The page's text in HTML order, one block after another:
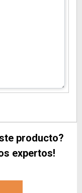
producto?
expertos!